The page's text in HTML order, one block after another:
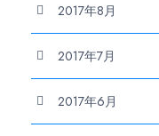
2017年8月
2017年7月
2017年6月